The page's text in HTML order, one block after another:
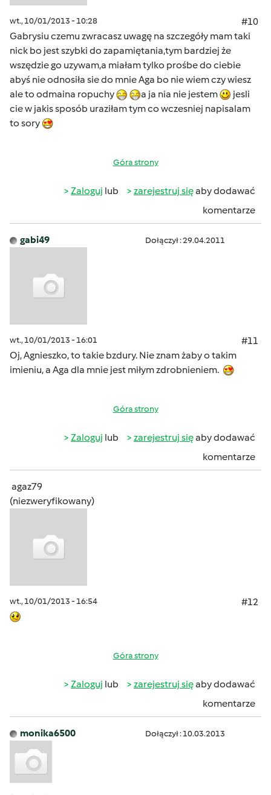
wt., 10/01/2013 - 10:28
#10
Gabrysiu czemu zwracasz uwagę na szczegóły mam taki
nick bo jest szybki do zapamiętania,tym bardziej że
wszędzie go uzywam,a miałam tylko prośbe do ciebie
abyś nie odnosiła sie do mnie Aga bo nie wiem czy wiesz
ale to odmaina ropuchy
a ja nia nie jestem
jesli
cie w jakis sposób uraziłam tym co wczesniej napisalam
to sory
Góra strony
Zaloguj lub zarejestruj sięaby dodawać
komentarze
gabi49 Dołączył : 29.04.2011
wt., 10/01/2013 - 16:01
#11
Oj, Agnieszko, to takie bzdury. Nie znam żaby o takim
imieniu, a Aga dla mnie jest miłym zdrobnieniem.
Góra strony
Zaloguj lub zarejestruj sięaby dodawać
komentarze
agaz79
(niezweryfikowany)
wt., 10/01/2013 - 16:54 #12
Góra strony
Zaloguj lub zarejestruj sięaby dodawać
komentarze
monika6500 Dołączył : 10.03.2013